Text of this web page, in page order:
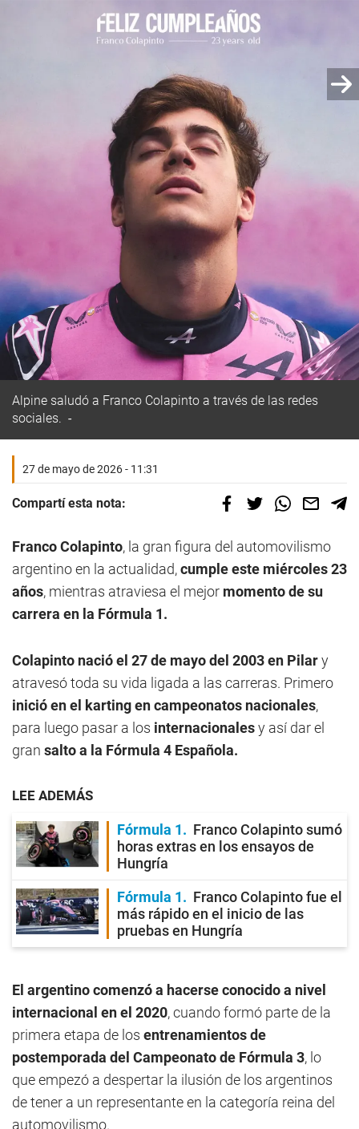
Alpine saludó a Franco Colapinto a través de las redes
sociales.
27 de mayo de 2026 - 11:31
Compartí esta nota:
Franco Colapinto, la gran figura del automovilismo
argentino en la actualidad,cumple este miércoles 23
años, mientras atraviesa el mejor momento de su
carrera en la Fórmula 1.
Colapinto nació el 27 de mayo del 2003 en Pilary
atravesó toda su vida ligada a las carreras. Primero
inició en el karting en campeonatos nacionales,
para luego pasar a los internacionalesy así dar el
gran salto a la Fórmula 4 Española.
LEE ADEMÁS
Fórmula 1
Franco Colapinto sumó
horas extras en los ensayos de
Hungría
Fórmula 1
Franco Colapinto fue el
más rápido en el inicio de las
pruebas en Hungría
El argentino comenzó a hacerse conocido a nivel
internacional en el 2020, cuando formó parte de la
primera etapa de los entrenamientos de
postemporada del Campeonato de Fórmula 3, lo
que empezó a despertar la ilusión de los argentinos
de tener a un representante en la categoría reina del
automovilismo.